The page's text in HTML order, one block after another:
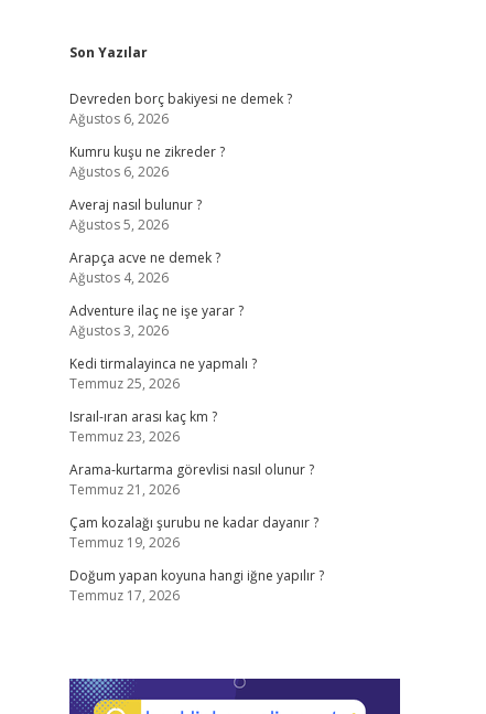
Sidebar
Son Yazılar
Devreden borç bakiyesi ne demek ?
Ağustos 6, 2026
Kumru kuşu ne zikreder ?
Ağustos 6, 2026
Averaj nasıl bulunur ?
Ağustos 5, 2026
Arapça acve ne demek ?
Ağustos 4, 2026
Adventure ilaç ne işe yarar ?
Ağustos 3, 2026
Kedi tirmalayinca ne yapmalı ?
Temmuz 25, 2026
Israıl-ıran arası kaç km ?
Temmuz 23, 2026
Arama-kurtarma görevlisi nasıl olunur ?
Temmuz 21, 2026
Çam kozalağı şurubu ne kadar dayanır ?
Temmuz 19, 2026
Doğum yapan koyuna hangi iğne yapılır ?
Temmuz 17, 2026